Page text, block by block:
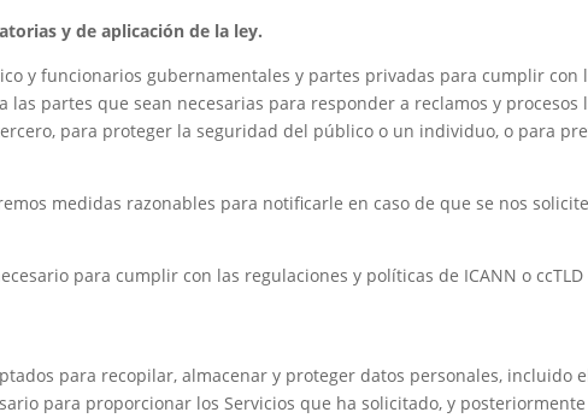
y de aplicación de la ley.
y funcionarios gubernamentales y partes privadas para cumplir con
partes que sean necesarias para responder a reclamos y
para proteger la seguridad del público o un individuo, o para
medidas razonables para notificarle en caso de que se nos
para cumplir con las regulaciones y políticas de ICANN o
para recopilar, almacenar y proteger datos personales, incluido
para proporcionar los Servicios que ha solicitado, y